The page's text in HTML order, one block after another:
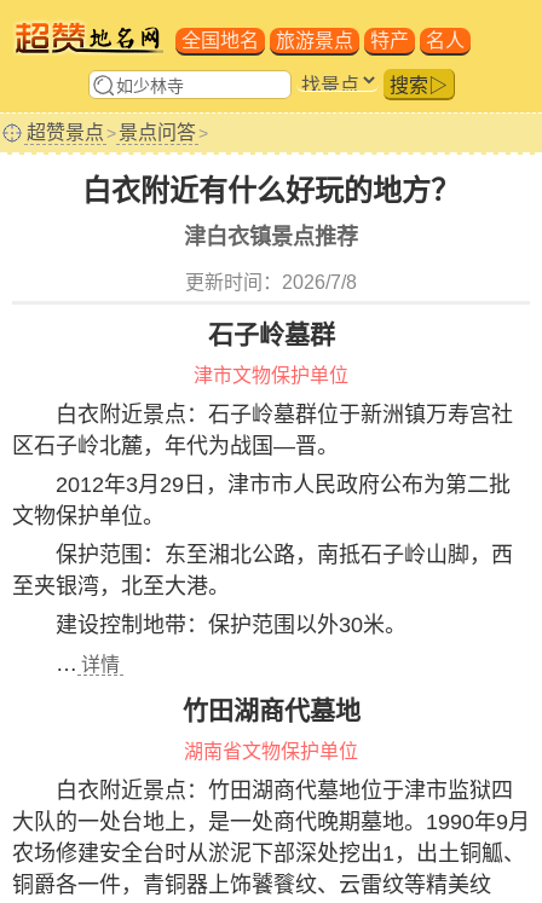
全国地名 旅游景点 特产 名人
搜索▷
超赞景点>景点问答>
白衣附近有什么好玩的地方？
津白衣镇景点推荐
更新时间：2026/7/8
石子岭墓群
津市文物保护单位
白衣附近景点：石子岭墓群位于新洲镇万寿宫社
区石子岭北麓，年代为战国—晋。
2012年3月29日，津市市人民政府公布为第二批
文物保护单位。
保护范围：东至湘北公路，南抵石子岭山脚，西
至夹银湾，北至大港。
建设控制地带：保护范围以外30米。
… 详情
竹田湖商代墓地
湖南省文物保护单位
白衣附近景点：竹田湖商代墓地位于津市监狱四
大队的一处台地上，是一处商代晚期墓地。1990年9月
农场修建安全台时从淤泥下部深处挖出1，出土铜觚、
铜爵各一件，青铜器上饰饕餮纹、云雷纹等精美纹